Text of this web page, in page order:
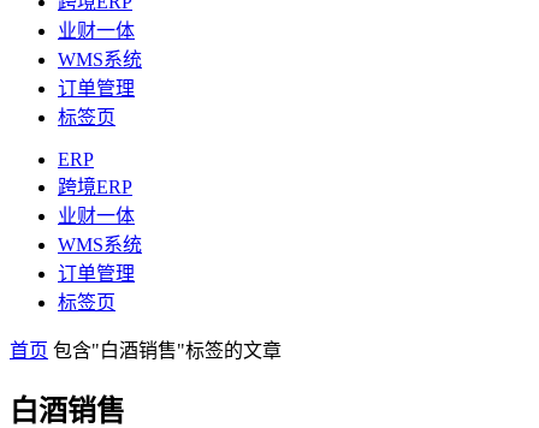
业财一体
WMS系统
订单管理
标签页
ERP
跨境ERP
业财一体
WMS系统
订单管理
标签页
首页 包含"白酒销售"标签的文章
白酒销售